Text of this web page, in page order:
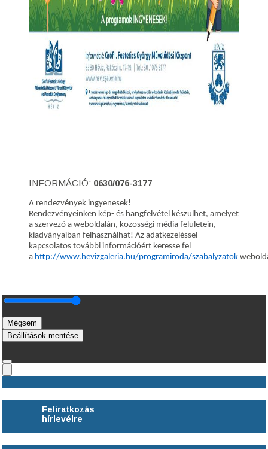
INFORMÁCIÓ: 0630/076-3177
A rendezvények ingyenesek!
Rendezvényeinken kép- és hangfelvétel készülhet, amelyet
a szervező a weboldalán, közösségi média felületein,
kiadványaiban felhasználhat! Az adatkezeléssel
kapcsolatos további információért keresse fel
a http://www.hevizgaleria.hu/programiroda/szabalyzatok
Mégsem
Beállítások mentése
Feliratkozás
hírlevélre